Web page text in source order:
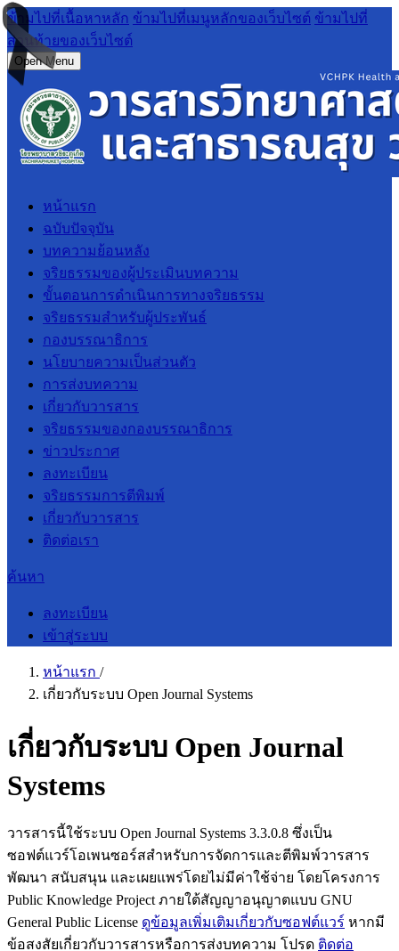
ข้ามไปที่เนื้อหาหลัก ข้ามไปที่เมนูหลักของเว็บไซต์ ข้ามไปที่
ส่วนท้ายของเว็บไซต์
Open Menu
หน้าแรก
ฉบับปัจจุบัน
บทความย้อนหลัง
จริยธรรมของผู้ประเมินบทความ
ขั้นตอนการดำเนินการทางจริยธรรม
จริยธรรมสำหรับผู้ประพันธ์
กองบรรณาธิการ
นโยบายความเป็นส่วนตัว
การส่งบทความ
เกี่ยวกับวารสาร
จริยธรรมของกองบรรณาธิการ
ข่าวประกาศ
ลงทะเบียน
จริยธรรมการตีพิมพ์
เกี่ยวกับวารสาร
ติดต่อเรา
ค้นหา
ลงทะเบียน
เข้าสู่ระบบ
หน้าแรก /
เกี่ยวกับระบบ Open Journal Systems
เกี่ยวกับระบบ Open Journal
Systems
วารสารนี้ใช้ระบบ Open Journal Systems 3.3.0.8 ซึ่งเป็น
ซอฟต์แวร์โอเพนซอร์สสำหรับการจัดการและตีพิมพ์วารสาร
พัฒนา สนับสนุน และเผยแพร่โดยไม่มีค่าใช้จ่าย โดยโครงการ
Public Knowledge Project ภายใต้สัญญาอนุญาตแบบ GNU
General Public License ดูข้อมูลเพิ่มเติมเกี่ยวกับซอฟต์แวร์ หากมี
ข้อสงสัยเกี่ยวกับวารสารหรือการส่งบทความ โปรด ติดต่อ